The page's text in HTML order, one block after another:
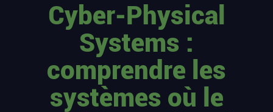
Cyber-Physical
Systems :
comprendre les
systèmes où le